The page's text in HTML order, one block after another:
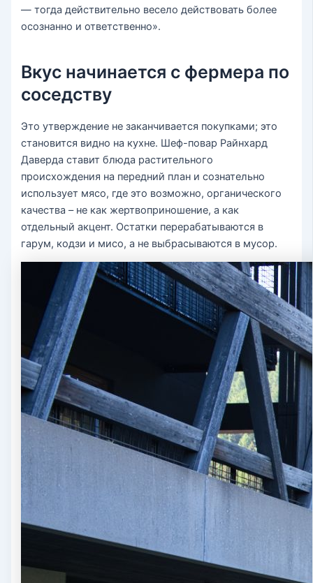
— тогда действительно весело действовать более
осознанно и ответственно».
Вкус начинается с фермера по
соседству
Это утверждение не заканчивается покупками; это
становится видно на кухне. Шеф-повар Райнхард
Даверда ставит блюда растительного
происхождения на передний план и сознательно
использует мясо, где это возможно, органического
качества – не как жертвоприношение, а как
отдельный акцент. Остатки перерабатываются в
гарум, кодзи и мисо, а не выбрасываются в мусор.